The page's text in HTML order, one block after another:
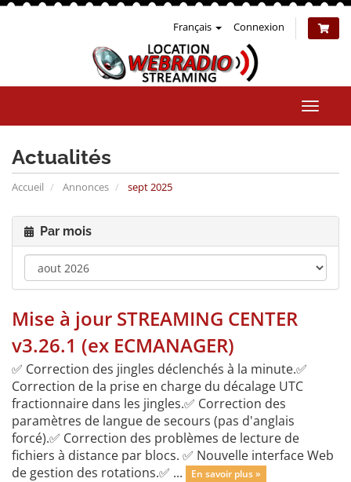
Français Connexion
la
Actualités
Accueil Annonces sept 2025
Par mois
Mise à jour STREAMING CENTER
v3.26.1 (ex ECMANAGER)
✅ Correction des jingles déclenchés à la minute.✅
Correction de la prise en charge du décalage UTC
fractionnaire dans les jingles.✅ Correction des
paramètres de langue de secours (pas d'anglais
forcé).✅ Correction des problèmes de lecture de
fichiers à distance par blocs. ✅ Nouvelle interface Web
de gestion des rotations.✅ ...
En savoir plus »